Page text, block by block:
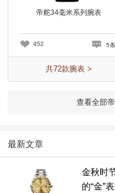
帝舵34毫米系列腕表
452 5条
共72款腕表 >
查看全部
最新文章
金秋时
的“金”